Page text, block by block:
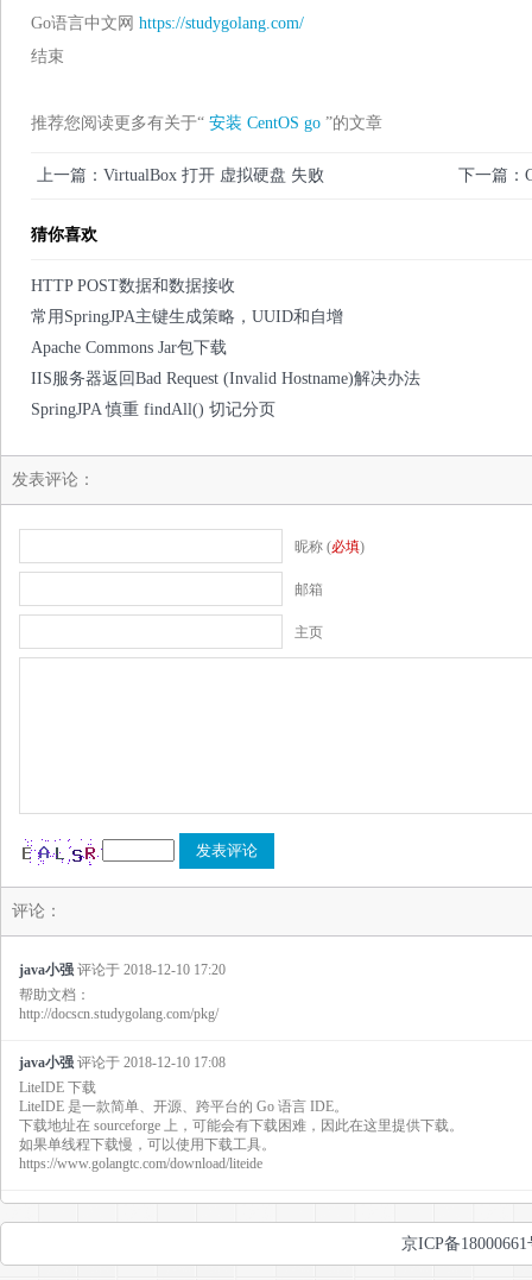
Go语言中文网 https://studygolang.com/
结束
推荐您阅读更多有关于“ 安装 CentOS go ”的文章
上一篇：VirtualBox 打开 虚拟硬盘 失败 下一篇：
猜你喜欢
HTTP POST数据和数据接收
常用SpringJPA主键生成策略，UUID和自增
Apache Commons Jar包下载
IIS服务器返回Bad Request (Invalid Hostname)解决办法
SpringJPA 慎重 findAll() 切记分页
发表评论：
昵称 (必填)
邮箱
主页
评论：
java小强 评论于 2018-12-10 17:20
帮助文档：
http://docscn.studygolang.com/pkg/
java小强 评论于 2018-12-10 17:08
LiteIDE 下载
LiteIDE 是一款简单、开源、跨平台的 Go 语言 IDE。
下载地址在 sourceforge 上，可能会有下载困难，因此在这里提供下载。
如果单线程下载慢，可以使用下载工具。
https://www.golangtc.com/download/liteide
京ICP备18000661